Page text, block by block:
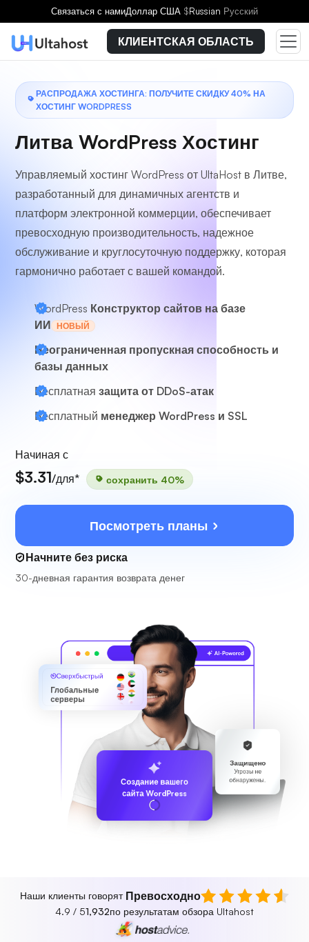
Связаться с намиДоллар США $Russian Русский
КЛИЕНТСКАЯ ОБЛАСТЬ
РАСПРОДАЖА ХОСТИНГА: ПОЛУЧИТЕ СКИДКУ 40% НА
ХОСТИНГ WORDPRESS
Литва WordPress Хостинг
Управляемый хостинг WordPress от UltaHost в Литве,
разработанный для динамичных агентств и
платформ электронной коммерции, обеспечивает
превосходную производительность, надежное
обслуживание и круглосуточную поддержку, которая
гармонично работает с вашей командой.
WordPress Конструктор сайтов на базе
ИИ НОВЫЙ
Неограниченная пропускная способность и
базы данных
Бесплатная защита от DDoS-атак
Бесплатный менеджер WordPress и SSL
Начиная с
$3.31/для* сохранить 40%
Посмотреть планы
Начните без риска
30-дневная гарантия возврата денег
Защищено
Угрозы не
обнаружены.
Сверхбыстрый
Глобальные
серверы
Создание вашего
сайта WordPress
Наши клиенты говорят Превосходно
4.9 / 51,932по результатам обзора Ultahost